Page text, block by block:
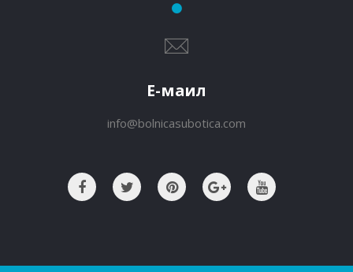
Е-маил
info@bolnicasubotica.com